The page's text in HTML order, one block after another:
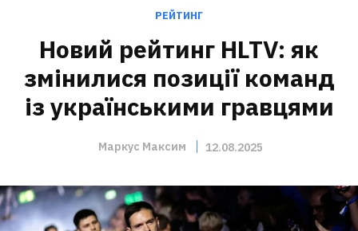
РЕЙТИНГ
Новий рейтинг HLTV: як
змінилися позиції команд
із українськими гравцями
Маркус Максим 12.08.2025